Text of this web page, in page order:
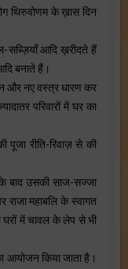
थिरुवोणम के ख़ास दिन
सब्ज़ियाँ आदि ख़रीदते हैं
बनाते हैं।
और नए वस्त्र धारण कर
परिवारों में घर का
पूजा रीति-रिवाज़ से की
बाद उसकी साज-सज्जा
राजा महाबलि के स्वागत
घरों में चावल के लेप से भी
आयोजन किया जाता है।